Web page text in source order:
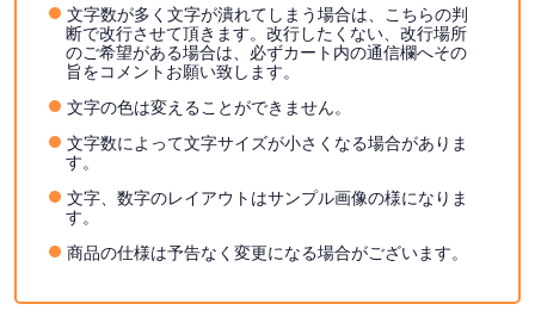
文字数が多く文字が潰れてしまう場合は、こちらの判
断で改行させて頂きます。改行したくない、改行場所
のご希望がある場合は、必ずカート内の通信欄へその
旨をコメントお願い致します。
文字の色は変えることができません。
文字数によって文字サイズが小さくなる場合がありま
す。
文字、数字のレイアウトはサンプル画像の様になりま
す。
商品の仕様は予告なく変更になる場合がございます。